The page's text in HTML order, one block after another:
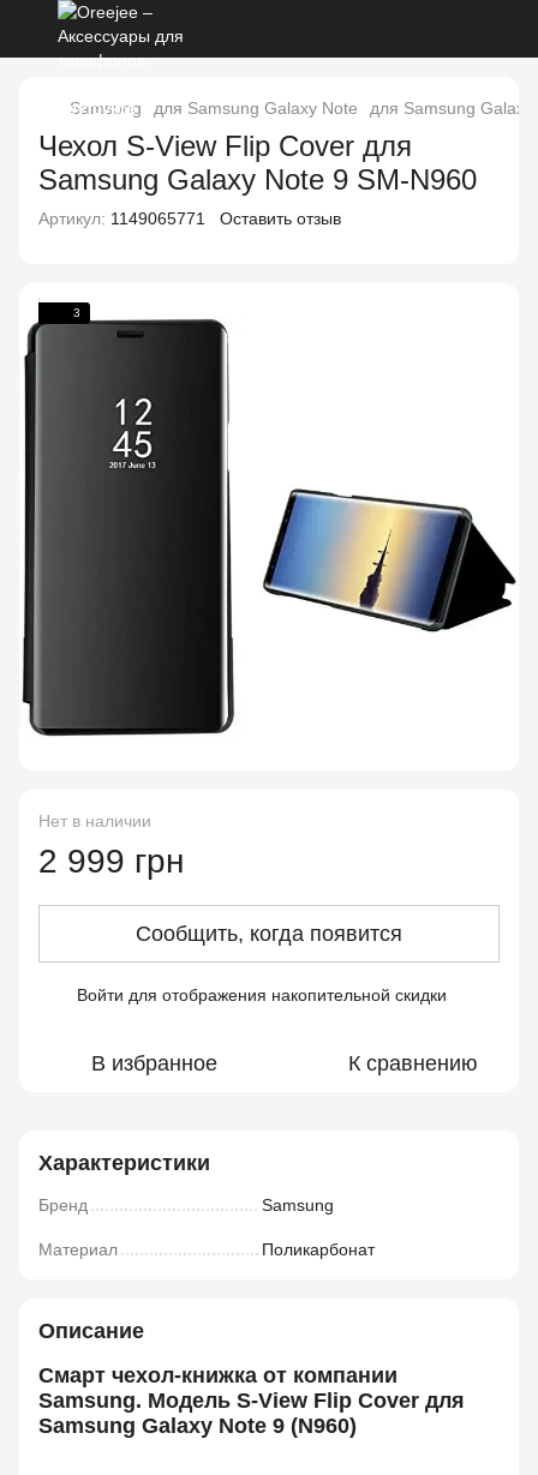
Samsung для Samsung Galaxy Note для Samsung Galaxy
Чехол S-View Flip Cover для
Samsung Galaxy Note 9 SM-N960
Артикул: 1149065771 Оставить отзыв
3
Нет в наличии
2 999 грн
Сообщить, когда появится
Войти для отображения накопительной скидки
В избранное К сравнению
Характеристики
Бренд Samsung
Материал Поликарбонат
Описание
Смарт чехол-книжка от компании
Samsung. Модель S-View Flip Cover для
Samsung Galaxy Note 9 (N960)